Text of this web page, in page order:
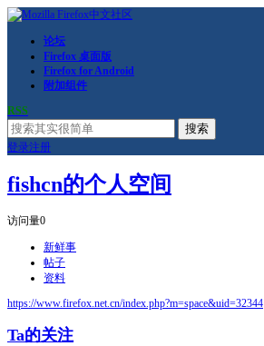
论坛
Firefox 桌面版
Firefox for Android
附加组件
RSS
搜索
登录注册
fishcn的个人空间
访问量0
新鲜事
帖子
资料
https://www.firefox.net.cn/index.php?m=space&uid=32344
Ta的关注